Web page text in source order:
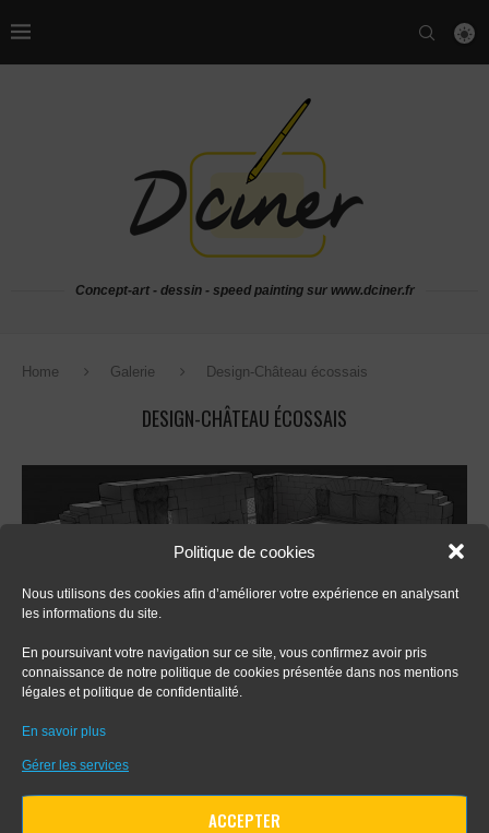
Politique de cookies
Nous utilisons des cookies afin d’améliorer votre expérience en analysant
les informations du site.
En poursuivant votre navigation sur ce site, vous confirmez avoir pris
connaissance de notre politique de cookies présentée dans nos mentions
légales et politique de confidentialité.
En savoir plus
Gérer les services
ACCEPTER
Concept-art - dessin - speed painting sur www.dciner.fr
Home Galerie Design-Château écossais
DESIGN-CHÂTEAU ÉCOSSAIS